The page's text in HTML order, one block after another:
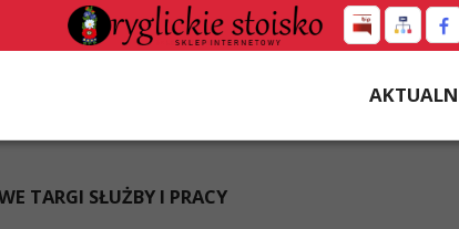
TARGI SŁUŻBY I PRACY